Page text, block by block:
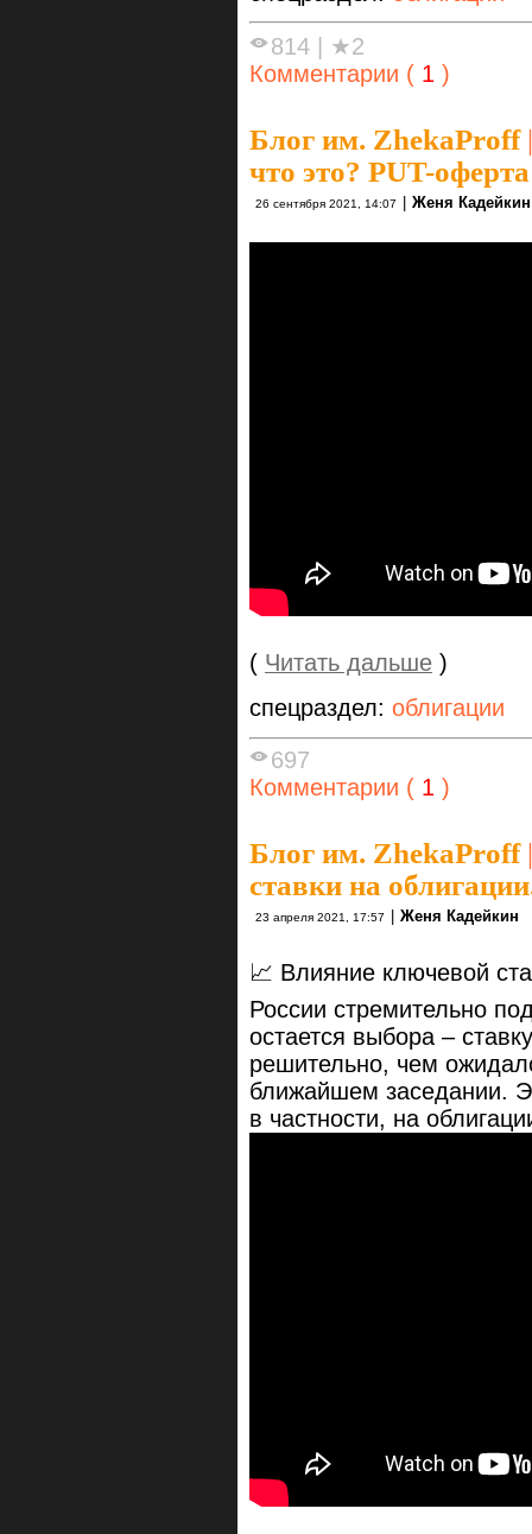
814
★2
Комментарии ( 1 )
Блог им. ZhekaProff|
что это? PUT-
26 сентября 2021, 14:07 Женя Кадейкин
( Читать дальше )
спецраздел: облигации
697
Комментарии ( 1 )
Блог им. ZhekaProff|
ставки на
23 апреля 2021, 17:57 Женя Кадейкин
📈 Влияние ключевой
России стремительно
остается выбора –
решительно, чем
ближайшем заседании.
в частности, на